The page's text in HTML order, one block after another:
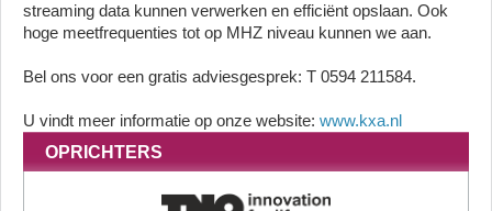
streaming data kunnen verwerken en efficiënt opslaan. Ook
hoge meetfrequenties tot op MHZ niveau kunnen we aan.
Bel ons voor een gratis adviesgesprek: T 0594 211584.
U vindt meer informatie op onze website: www.kxa.nl
OPRICHTERS